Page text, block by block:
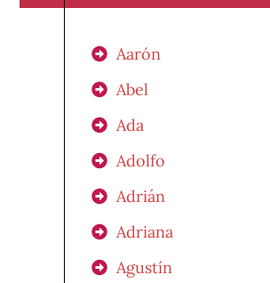
Aarón
Abel
Ada
Adolfo
Adrián
Adriana
Agustín